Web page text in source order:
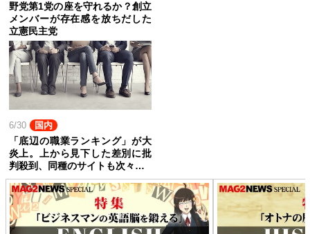
野党第1党の座を守れるか？創立
メンバーが存在感を放ちだした
立憲民主党
6/30 国内
「底辺の職業ランキング」が大
炎上。上から見下した差別に批
判殺到、同種のサイトも次々…